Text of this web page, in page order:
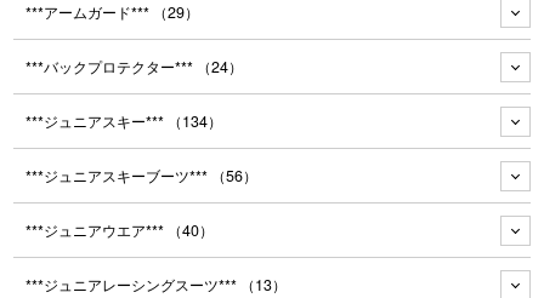
***アームガード*** （29）
***バックプロテクター*** （24）
***ジュニアスキー*** （134）
***ジュニアスキーブーツ*** （56）
***ジュニアウエア*** （40）
***ジュニアレーシングスーツ*** （13）